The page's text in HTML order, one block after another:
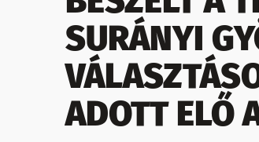
SURÁNYI
ADOTT ELŐ